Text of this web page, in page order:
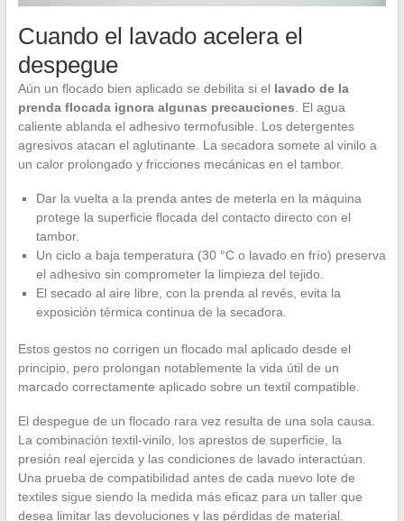
Cuando el lavado acelera el
despegue
Aún un flocado bien aplicado se debilita si el lavado de la
prenda flocada ignora algunas precauciones. El agua
caliente ablanda el adhesivo termofusible. Los detergentes
agresivos atacan el aglutinante. La secadora somete al vinilo a
un calor prolongado y fricciones mecánicas en el tambor.
Dar la vuelta a la prenda antes de meterla en la máquina
protege la superficie flocada del contacto directo con el
tambor.
Un ciclo a baja temperatura (30 °C o lavado en frío) preserva
el adhesivo sin comprometer la limpieza del tejido.
El secado al aire libre, con la prenda al revés, evita la
exposición térmica continua de la secadora.
Estos gestos no corrigen un flocado mal aplicado desde el
principio, pero prolongan notablemente la vida útil de un
marcado correctamente aplicado sobre un textil compatible.
El despegue de un flocado rara vez resulta de una sola causa.
La combinación textil-vinilo, los aprestos de superficie, la
presión real ejercida y las condiciones de lavado interactúan.
Una prueba de compatibilidad antes de cada nuevo lote de
textiles sigue siendo la medida más eficaz para un taller que
desea limitar las devoluciones y las pérdidas de material.